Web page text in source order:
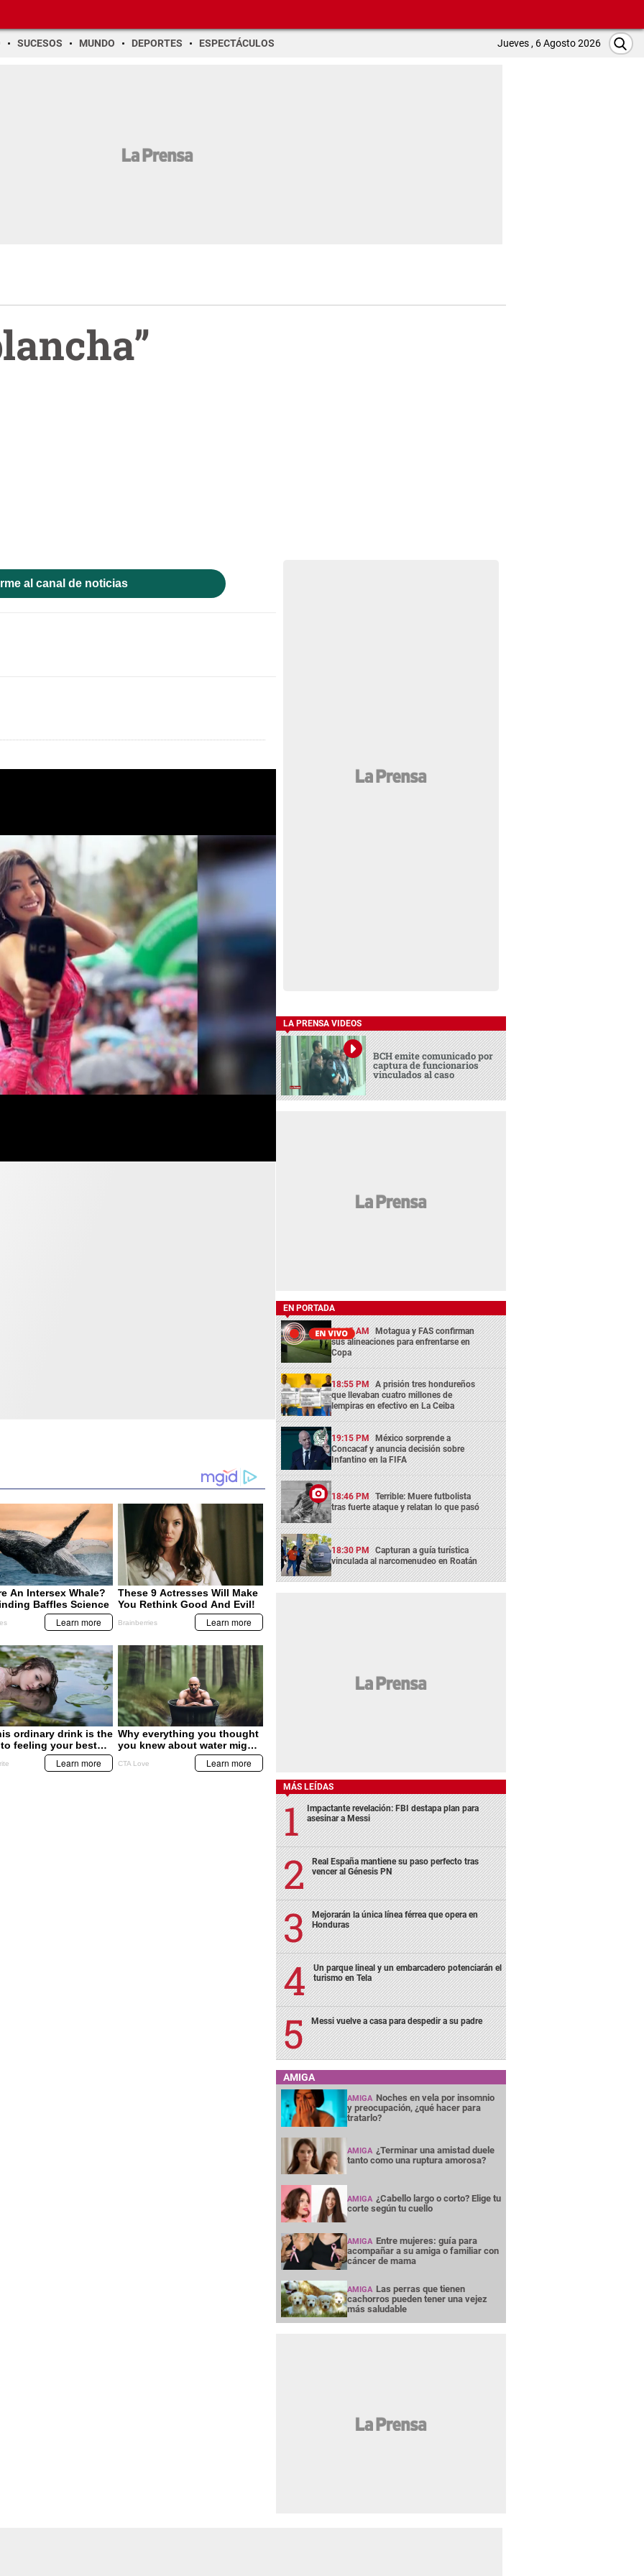
SUCESOS MUNDO DEPORTES ESPECTÁCULOS Jueves , 6 Agosto 2026
al canal de noticias
LA PRENSA VIDEOS
BCH emite comunicado por
captura de funcionarios
vinculados al caso
EN PORTADA
11:45 AM Motagua y FAS confirman
sus alineaciones para enfrentarse en
Copa
18:55 PM A prisión tres hondureños
que llevaban cuatro millones de
lempiras en efectivo en La Ceiba
19:15 PM México sorprende a
Concacaf y anuncia decisión sobre
Infantino en la FIFA
18:46 PM Terrible: Muere futbolista
tras fuerte ataque y relatan lo que pasó
18:30 PM Capturan a guía turística
vinculada al narcomenudeo en Roatán
MÁS LEÍDAS
Impactante revelación: FBI destapa plan para
asesinar a Messi
Real España mantiene su paso perfecto tras
vencer al Génesis PN
Mejorarán la única línea férrea que opera en
Honduras
Un parque lineal y un embarcadero potenciarán el
turismo en Tela
Messi vuelve a casa para despedir a su padre
AMIGA
AMIGA Noches en vela por insomnio
y preocupación, ¿qué hacer para
tratarlo?
AMIGA ¿Terminar una amistad duele
tanto como una ruptura amorosa?
AMIGA ¿Cabello largo o corto? Elige tu
corte según tu cuello
AMIGA Entre mujeres: guía para
acompañar a su amiga o familiar con
cáncer de mama
AMIGA Las perras que tienen
cachorros pueden tener una vejez
más saludable